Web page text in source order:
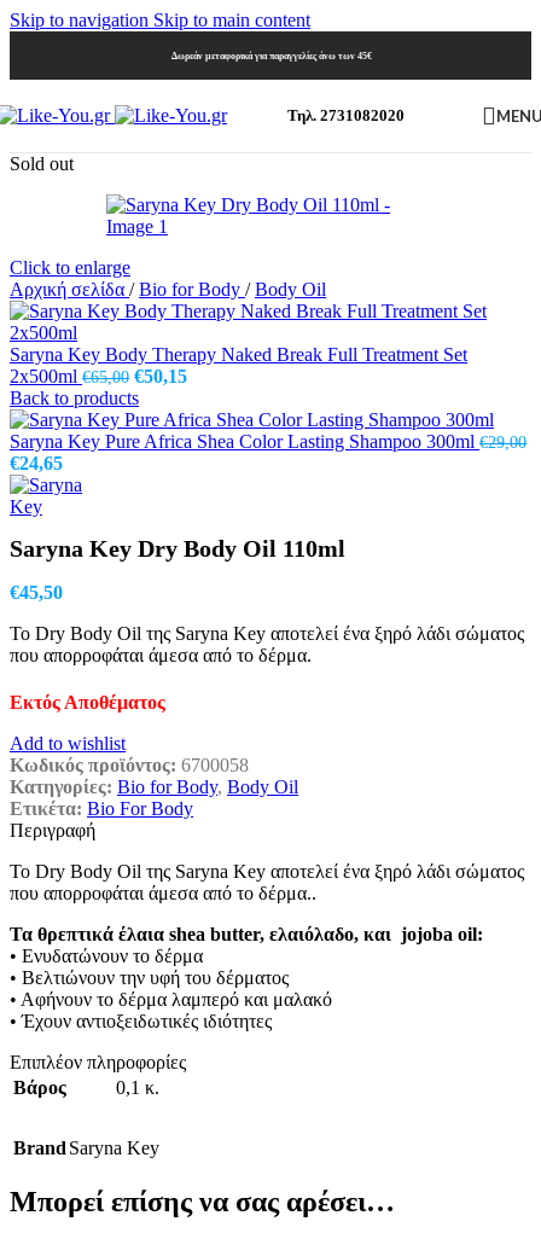
Skip to navigation Skip to main content
Δωρεάν μεταφορικά για παραγγελίες άνω των 45€
Τηλ. 2731082020
Sold out
Click to enlarge
Αρχική σελίδα / Bio for Body / Body Oil
Saryna Key Body Therapy Naked Break Full Treatment Set
2x500ml €65,00 Original
price
was:
€65,00.
€50,15Η
τιμή
είναι:
Back to products
Saryna Key Pure Africa Shea Color Lasting Shampoo 300ml €29,00
Original
price
was:
€24,65Η
τρέχουσα
€24,65.
Saryna Key Dry Body Oil 110ml
€45,50
Το Dry Body Oil της Saryna Key αποτελεί ένα ξηρό λάδι σώματος
που απορροφάται άμεσα από το δέρμα.
Εκτός Αποθέματος
Add to wishlist
Κωδικός προϊόντος: 6700058
Κατηγορίες: Bio for Body, Body Oil
Ετικέτα: Bio For Body
Περιγραφή
Το Dry Body Oil της Saryna Key αποτελεί ένα ξηρό λάδι σώματος
που απορροφάται άμεσα από το δέρμα..
Τα θρεπτικά έλαια shea butter, ελαιόλαδο, και jojoba oil:
• Ενυδατώνουν το δέρμα
• Βελτιώνουν την υφή του δέρματος
• Αφήνουν το δέρμα λαμπερό και μαλακό
• Έχουν αντιοξειδωτικές ιδιότητες
Επιπλέον πληροφορίες
Βάρος
0,1 κ.
Brand Saryna Key
Μπορεί επίσης να σας αρέσει…